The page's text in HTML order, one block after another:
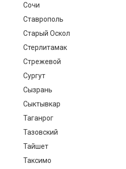
Сочи
Ставрополь
Старый Оскол
Стерлитамак
Стрежевой
Сургут
Сызрань
Сыктывкар
Таганрог
Тазовский
Тайшет
Таксимо